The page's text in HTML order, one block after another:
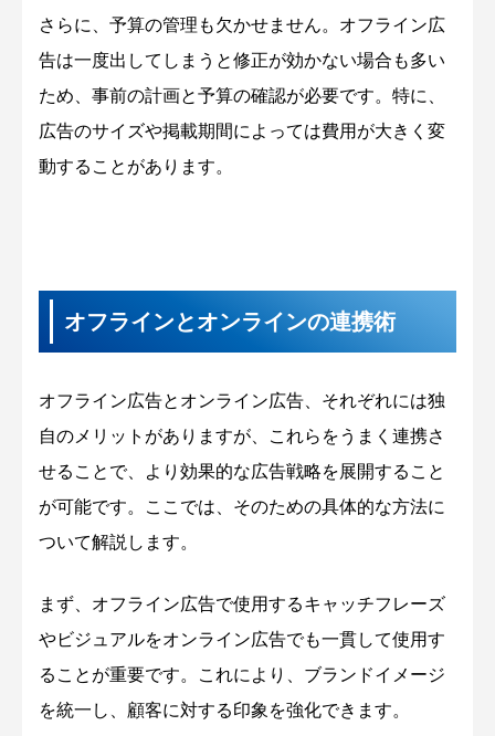
さらに、予算の管理も欠かせません。オフライン広
告は一度出してしまうと修正が効かない場合も多い
ため、事前の計画と予算の確認が必要です。特に、
広告のサイズや掲載期間によっては費用が大きく変
動することがあります。
オフラインとオンラインの連携術
オフライン広告とオンライン広告、それぞれには独
自のメリットがありますが、これらをうまく連携さ
せることで、より効果的な広告戦略を展開すること
が可能です。ここでは、そのための具体的な方法に
ついて解説します。
まず、オフライン広告で使用するキャッチフレーズ
やビジュアルをオンライン広告でも一貫して使用す
ることが重要です。これにより、ブランドイメージ
を統一し、顧客に対する印象を強化できます。